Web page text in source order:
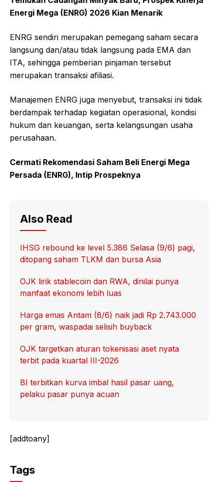
Energi Mega (ENRG) 2026 Kian Menarik
ENRG sendiri merupakan pemegang saham secara
langsung dan/atau tidak langsung pada EMA dan
ITA, sehingga pemberian pinjaman tersebut
merupakan transaksi afiliasi.
Manajemen ENRG juga menyebut, transaksi ini tidak
berdampak terhadap kegiatan operasional, kondisi
hukum dan keuangan, serta kelangsungan usaha
perusahaan.
Cermati Rekomendasi Saham Beli Energi Mega
Persada (ENRG), Intip Prospeknya
Also Read
IHSG rebound ke level 5.386 Selasa (9/6) pagi,
ditopang saham TLKM dan bursa Asia
OJK lirik stablecoin dan RWA, dinilai punya
manfaat ekonomi lebih luas
Harga emas Antam (8/6) naik jadi Rp 2.743.000
per gram, waspadai selisih buyback
OJK targetkan aturan tokenisasi aset nyata
terbit pada kuartal III-2026
BI terbitkan kurva imbal hasil pasar uang,
pelaku pasar punya acuan
[addtoany]
Tags